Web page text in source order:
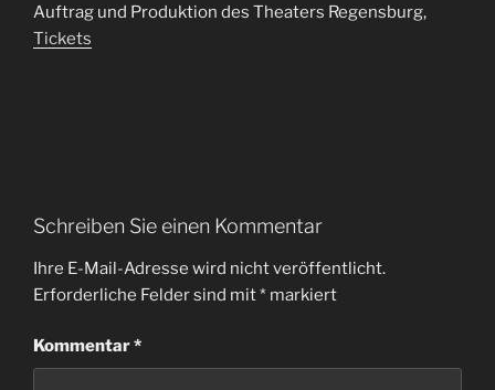
Auftrag und Produktion des Theaters Regensburg,
Tickets
Schreiben Sie einen Kommentar
Ihre E-Mail-Adresse wird nicht veröffentlicht.
Erforderliche Felder sind mit* markiert
Kommentar*